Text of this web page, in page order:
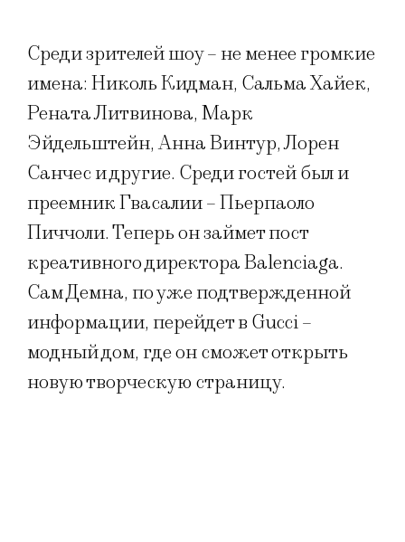
Среди зрителей шоу – не менее громкие
имена: Николь Кидман, Сальма Хайек,
Рената Литвинова, Марк
Эйдельштейн, Анна Винтур, Лорен
Санчес и другие. Среди гостей был и
преемник Гвасалии – Пьерпаоло
Пиччоли. Теперь он займет пост
креативного директора Balenciaga.
Сам Демна, по уже подтвержденной
информации, перейдет в Gucci –
модный дом, где он сможет открыть
новую творческую страницу.